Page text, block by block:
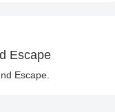
Escape
Escape.